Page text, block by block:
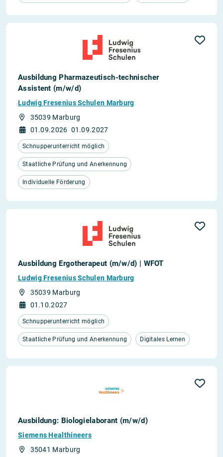
Ausbildung Pharmazeutisch-technischer
Assistent (m/w/d)
Ludwig Fresenius Schulen Marburg
35039 Marburg
01.09.2026 01.09.2027
Schnupperunterricht möglich
Staatliche Prüfung und Anerkennung
Individuelle Förderung
Ausbildung Ergotherapeut (m/w/d) | WFOT
Ludwig Fresenius Schulen Marburg
35039 Marburg
01.10.2027
Schnupperunterricht möglich
Staatliche Prüfung und Anerkennung Digitales Lernen
Ausbildung: Biologielaborant (m/w/d)
Siemens Healthineers
35041 Marburg